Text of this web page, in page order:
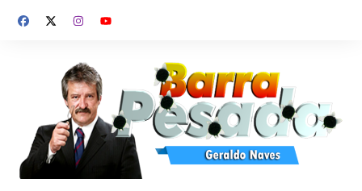
para